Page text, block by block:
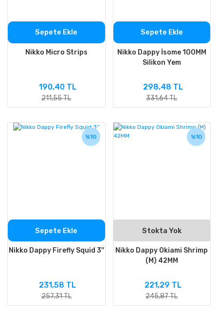
Sepete Ekle
Nikko Micro Strips
190,40 TL
211,55 TL
Sepete Ekle
Nikko Dappy İsome 100MM
Silikon Yem
298,48 TL
331,64 TL
%10
Sepete Ekle
Nikko Dappy Firefly Squid 3''
231,58 TL
257,31 TL
%10
Stokta Yok
Nikko Dappy Okiami Shrimp
(M) 42MM
221,29 TL
245,87 TL